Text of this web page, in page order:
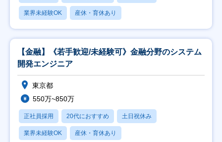
業界未経験OK 産休・育休あり
【金融】《若手歓迎/未経験可》金融分野のシステム
開発エンジニア
東京都
550万~850万
正社員採用 20代におすすめ 土日祝休み
業界未経験OK 産休・育休あり